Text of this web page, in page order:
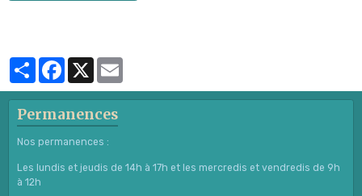
PartagerFacebook
X
Permanences
Nos permanences :
Les lundis et jeudis de 14h à 17h et les mercredis et vendredis de 9h
à 12h